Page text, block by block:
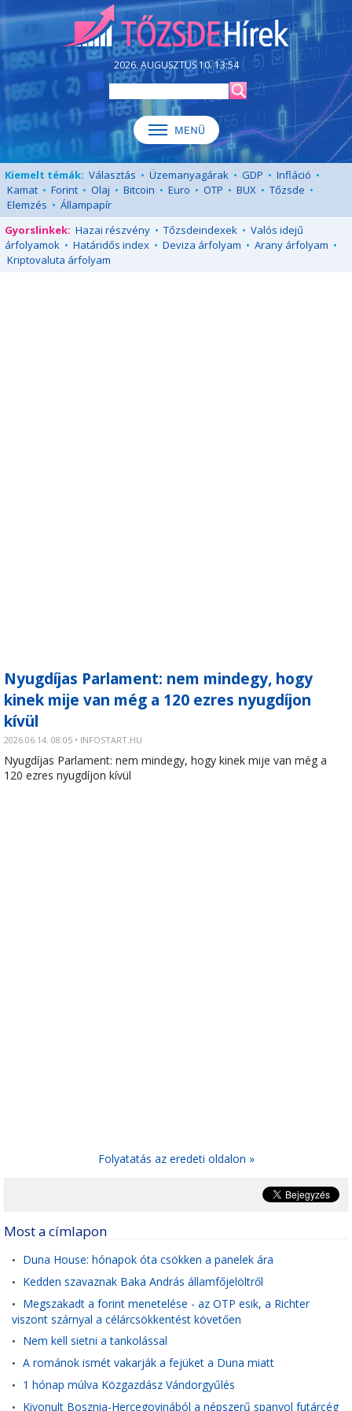
2026. AUGUSZTUS 10. 13:54
Kiemelt témák: Választás • Üzemanyagárak • GDP • Infláció •
Kamat • Forint • Olaj • Bitcoin • Euro • OTP • BUX • Tőzsde •
Elemzés • Állampapír
Gyorslinkek: Hazai részvény • Tőzsdeindexek • Valós idejű
árfolyamok • Határidős index • Deviza árfolyam • Arany árfolyam •
Kriptovaluta árfolyam
Nyugdíjas Parlament: nem mindegy, hogy
kinek mije van még a 120 ezres nyugdíjon
kívül
2026.06.14. 08:05 • INFOSTART.HU
Nyugdíjas Parlament: nem mindegy, hogy kinek mije van még a
120 ezres nyugdíjon kívül
Folyatatás az eredeti oldalon »
Most a címlapon
• Duna House: hónapok óta csökken a panelek ára
• Kedden szavaznak Baka András államfőjelöltről
• Megszakadt a forint menetelése - az OTP esik, a Richter
viszont szárnyal a célárcsökkentést követően
• Nem kell sietni a tankolással
• A románok ismét vakarják a fejüket a Duna miatt
• 1 hónap múlva Közgazdász Vándorgyűlés
• Kivonult Bosznia-Hercegovinából a népszerű spanyol futárcég